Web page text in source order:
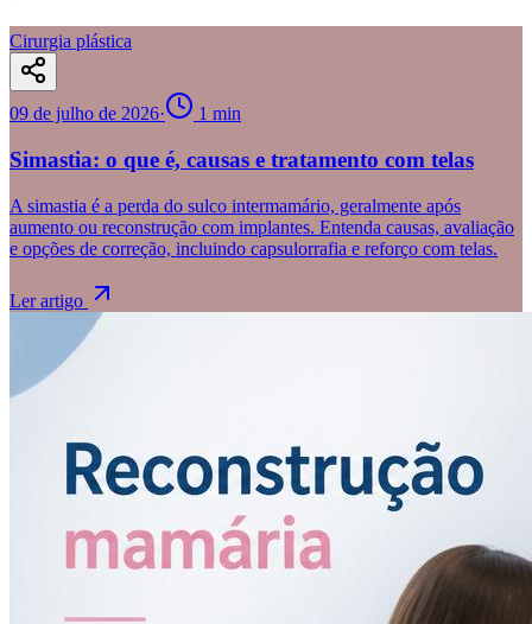
Cirurgia plástica
09 de julho de 2026· 1 min
Simastia: o que é, causas e tratamento com telas
A simastia é a perda do sulco intermamário, geralmente após
aumento ou reconstrução com implantes. Entenda causas, avaliação
e opções de correção, incluindo capsulorrafia e reforço com telas.
Ler artigo